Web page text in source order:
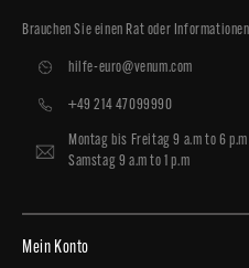
Brauchen Sie einen Rat oder
hilfe-euro@venum.com
+49 214 47099990
Montag bis Freitag 9 a.m to 6 p.m
Samstag 9 a.m to 1 p.m
Mein Konto